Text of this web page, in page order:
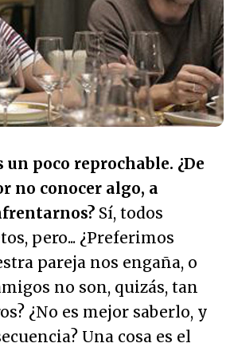
un poco reprochable. ¿De
no conocer algo, a
Sí, todos
pero... ¿Preferimos
pareja nos engaña, o
no son, quizás, tan
¿No es mejor saberlo, y
Una cosa es el